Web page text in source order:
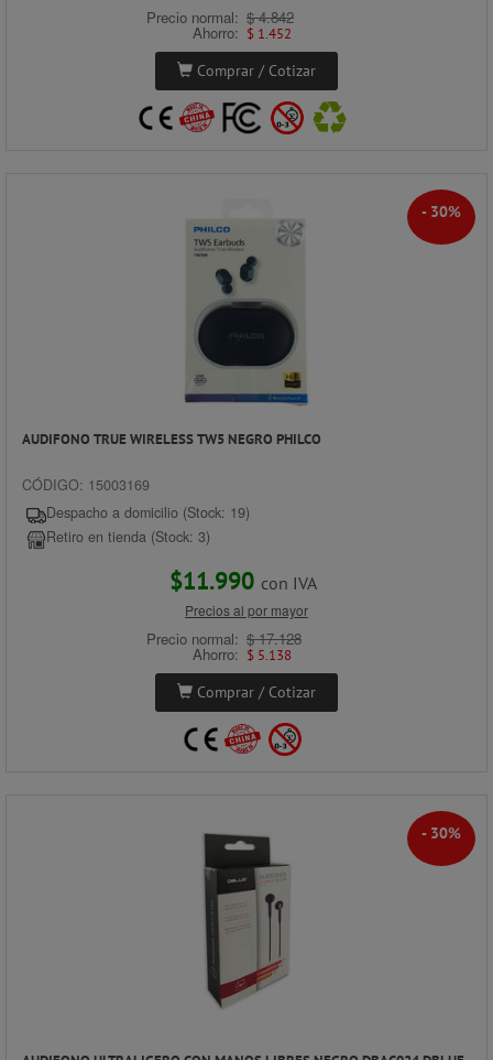
Precio normal: $ 4.842
Ahorro: $ 1.452
Comprar / Cotizar
- 30%
AUDIFONO TRUE WIRELESS TW5 NEGRO PHILCO
CÓDIGO: 15003169
Despacho a domicilio (Stock: 19)
Retiro en tienda (Stock: 3)
$11.990 con IVA
Precios al por mayor
Precio normal: $ 17.128
Ahorro: $ 5.138
Comprar / Cotizar
- 30%